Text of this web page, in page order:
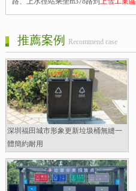
推薦案例 Recommend case
深圳福田城市形象更新垃圾桶無縫一
體簡約耐用